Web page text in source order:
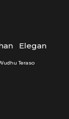
Elegan
Teraso